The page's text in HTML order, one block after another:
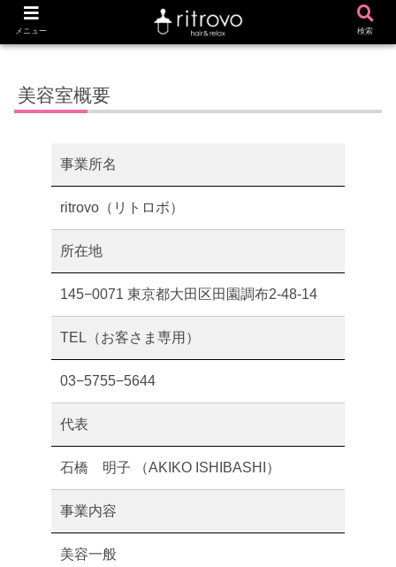
ホーム
美容室概要
事業所名
ritrovo（リトロボ）
所在地
145−0071 東京都大田区田園調布2-48-14
TEL（お客さま専用）
03−5755−5644
代表
石橋 明子 （AKIKO ISHIBASHI）
事業内容
美容一般
メニュー 検索